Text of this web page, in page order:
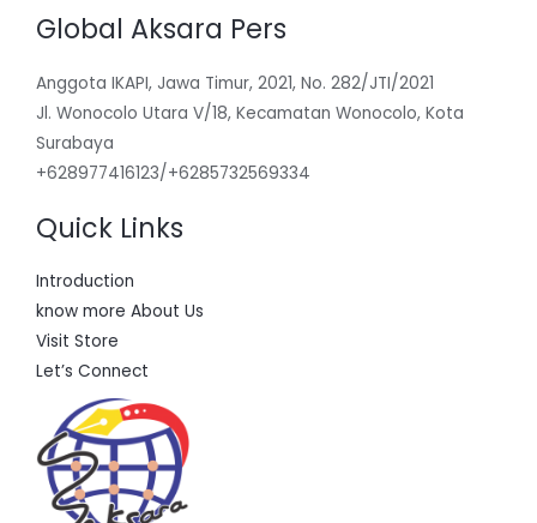
Global Aksara Pers
Anggota IKAPI, Jawa Timur, 2021, No. 282/JTI/2021
Jl. Wonocolo Utara V/18, Kecamatan Wonocolo, Kota
Surabaya
+628977416123/+6285732569334
Quick Links
Introduction
know more About Us
Visit Store
Let’s Connect